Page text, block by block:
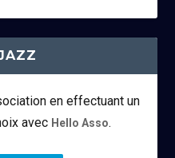
en effectuant un
avec Hello Asso.